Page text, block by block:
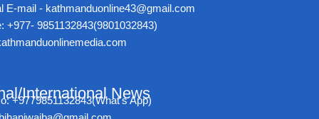
E-mail - kathmanduonline43@gmail.com
+977- 9851132843(9801032843)
International News
+9779851132843(What's App)